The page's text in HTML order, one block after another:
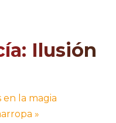
Ilusión
en la magia
»